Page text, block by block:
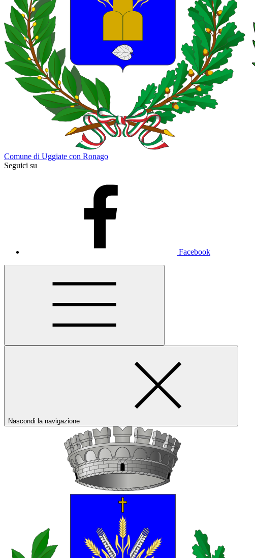
Comune di Uggiate con Ronago
Seguici su
Facebook
Nascondi la navigazione